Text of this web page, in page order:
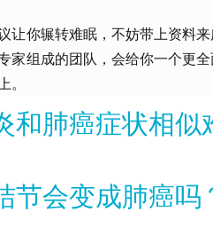
让你辗转难眠，不妨带上资料
家组成的团队，会给你一个更
。
和肺癌症状相似
节会变成肺癌